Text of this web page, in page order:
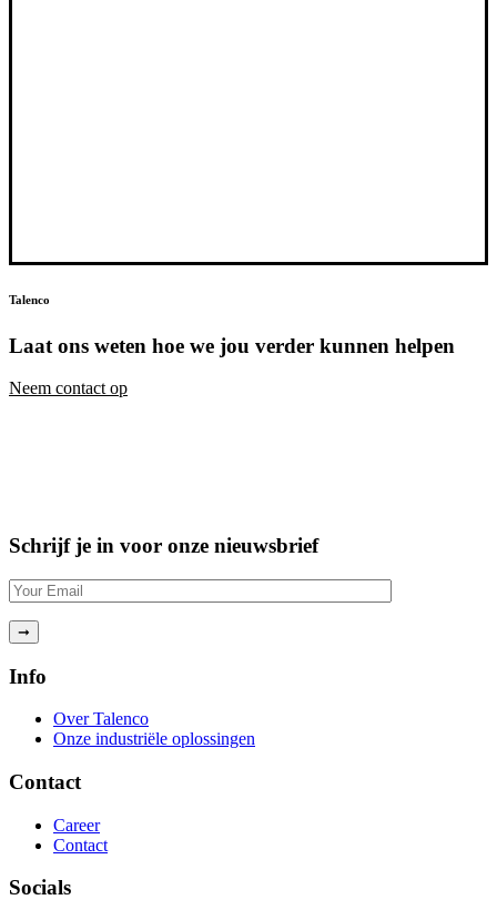
Talenco
Laat ons weten hoe we jou verder kunnen helpen
Neem contact op
Schrijf je in voor onze nieuwsbrief
Info
Over Talenco
Onze industriële oplossingen
Contact
Career
Contact
Socials